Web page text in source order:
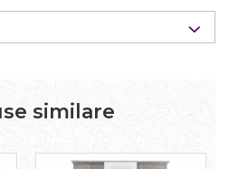
similare